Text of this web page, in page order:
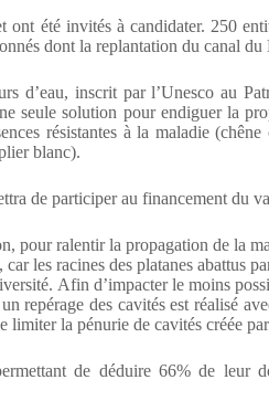
ont été invités à candidater. 250
dont la replantation du canal
d’eau, inscrit par l’Unesco au
seule solution pour endiguer la
résistantes à la maladie
blanc).
de participer au financement du
pour ralentir la propagation de la
car les racines des platanes abattus
Afin d’impacter le moins
repérage des cavités est réalisé
limiter la pénurie de cavités créée par
de déduire 66% de leur